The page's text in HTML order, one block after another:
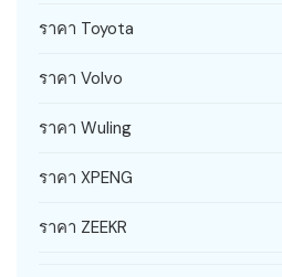
ราคา Toyota
ราคา Volvo
ราคา Wuling
ราคา XPENG
ราคา ZEEKR